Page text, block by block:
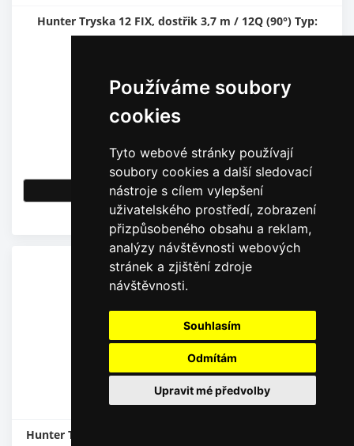
Používáme soubory
cookies
Tyto webové stránky používají
soubory cookies a další sledovací
nástroje s cílem vylepšení
uživatelského prostředí, zobrazení
přizpůsobeného obsahu a reklam,
analýzy návštěvnosti webových
stránek a zjištění zdroje
návštěvnosti.
Souhlasím
Odmítám
Upravit mé předvolby
Hunter Tryska 12 FIX, dostřik 3,7 m / 12Q (90°) Typ:
12TQ 270°
36,36 Kčbez DPH
Detail
Skladem
Hunter Tryska 12 FIX, dostřik 3,7 m / 12Q (90°) Typ: 12F